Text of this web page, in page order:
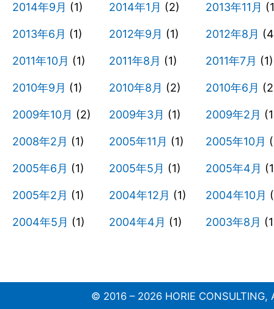
2014年9月 (1) 2014年1月 (2) 2013年11月
2013年6月 (1) 2012年9月 (1) 2012年8月
2011年10月 (1) 2011年8月 (1) 2011年7月 (1)
2010年9月 (1) 2010年8月 (2) 2010年6月
2009年10月 (2) 2009年3月 (1) 2009年2月
2008年2月 (1) 2005年11月 (1) 2005年10月
2005年6月 (1) 2005年5月 (1) 2005年4月
2005年2月 (1) 2004年12月 (1) 2004年10月
2004年5月 (1) 2004年4月 (1) 2003年8月
© 2016 – 2026 HORIE